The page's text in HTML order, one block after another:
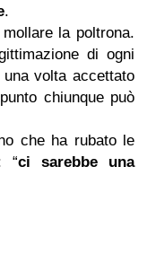
.
la poltrona.
di ogni
volta accettato
chiunque può
che ha rubato le
“ci sarebbe una